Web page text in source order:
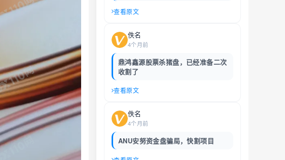
查看原文
佚名
4个月前
鼎鸿鑫源股票杀猪盘，已经准备二次
收割了
查看原文
佚名
4个月前
ANU安努资金盘骗局，快割项目